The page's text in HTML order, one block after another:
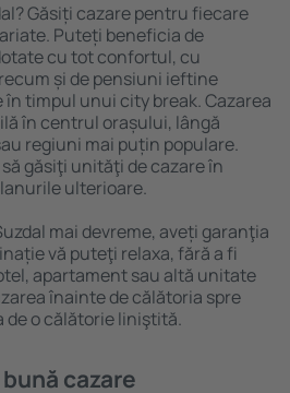
Găsiți cazare pentru fiecare
Puteți beneficia de
cu tot confortul, cu
și de pensiuni ieftine
timpul unui city break. Cazarea
în centrul orașului, lângă
regiuni mai puțin populare.
găsiţi unităţi de cazare în
ulterioare.
mai devreme, aveți garanţia
vă puteţi relaxa, fără a fi
apartament sau altă unitate
înainte de călătoria spre
de o călătorie liniştită.
cazare